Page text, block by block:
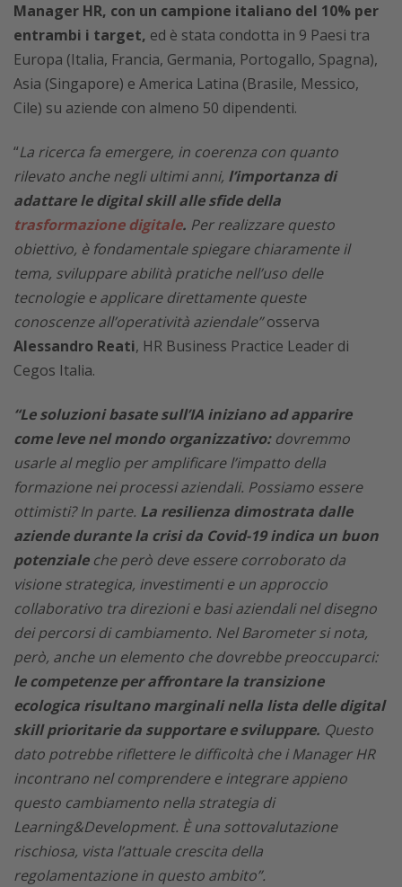
Manager HR, con un campione italiano del 10% per
entrambi i target, ed è stata condotta in 9 Paesi tra
Europa (Italia, Francia, Germania, Portogallo, Spagna),
Asia (Singapore) e America Latina (Brasile, Messico,
Cile) su aziende con almeno 50 dipendenti.
“La ricerca fa emergere, in coerenza con quanto
rilevato anche negli ultimi anni, l’importanza di
adattare le digital skill alle sfide della
trasformazione digitale. Per realizzare questo
obiettivo, è fondamentale spiegare chiaramente il
tema, sviluppare abilità pratiche nell’uso delle
tecnologie e applicare direttamente queste
conoscenze all’operatività aziendale”osserva
Alessandro Reati, HR Business Practice Leader di
Cegos Italia.
“Le soluzioni basate sull’IA iniziano ad apparire
come leve nel mondo organizzativo:dovremmo
usarle al meglio per amplificare l’impatto della
formazione nei processi aziendali. Possiamo essere
ottimisti? In parte. La resilienza dimostrata dalle
aziende durante la crisi da Covid-19 indica un buon
potenzialeche però deve essere corroborato da
visione strategica, investimenti e un approccio
collaborativo tra direzioni e basi aziendali nel disegno
dei percorsi di cambiamento. Nel Barometer si nota,
però, anche un elemento che dovrebbe preoccuparci:
le competenze per affrontare la transizione
ecologica risultano marginali nella lista delle digital
skill prioritarie da supportare e sviluppare. Questo
dato potrebbe riflettere le difficoltà che i Manager HR
incontrano nel comprendere e integrare appieno
questo cambiamento nella strategia di
Learning&Development. È una sottovalutazione
rischiosa, vista l’attuale crescita della
regolamentazione in questo ambito”.